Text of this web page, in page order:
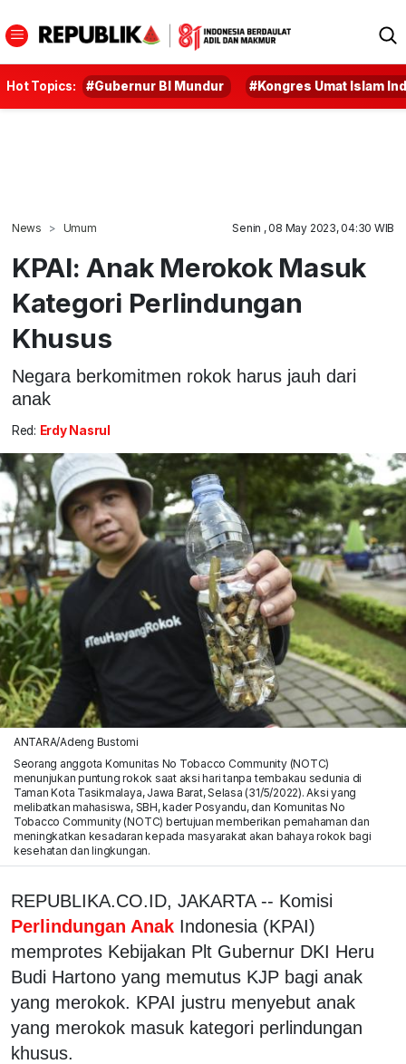
Hot Topics: #Gubernur BI Mundur #Kongres Umat Islam
News Umum Senin , 08 May 2023, 04:30 WIB
KPAI: Anak Merokok Masuk
Kategori Perlindungan
Khusus
Negara berkomitmen rokok harus jauh dari
anak
Red: Erdy Nasrul
ANTARA/Adeng Bustomi
Seorang anggota Komunitas No Tobacco Community (NOTC)
menunjukan puntung rokok saat aksi hari tanpa tembakau sedunia di
Taman Kota Tasikmalaya, Jawa Barat, Selasa (31/5/2022). Aksi yang
melibatkan mahasiswa, SBH, kader Posyandu, dan Komunitas No
Tobacco Community (NOTC) bertujuan memberikan pemahaman dan
meningkatkan kesadaran kepada masyarakat akan bahaya rokok bagi
kesehatan dan lingkungan.
REPUBLIKA.CO.ID, JAKARTA -- Komisi
Perlindungan Anak Indonesia (KPAI)
memprotes Kebijakan Plt Gubernur DKI Heru
Budi Hartono yang memutus KJP bagi anak
yang merokok. KPAI justru menyebut anak
yang merokok masuk kategori perlindungan
khusus.